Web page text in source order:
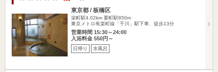
東京都 / 板橋区
栄町駅4.02km 要町駅850m
東京メトロ有楽町線「千川」駅下車、徒歩13分
営業時間 15:30～24:00
入浴料金 550円～
日帰り 水風呂